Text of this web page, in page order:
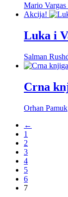
Mario Vargas
Akcija!
Luka i
Salman
Crna
Orhan Pamuk
←
1
2
3
4
5
6
7